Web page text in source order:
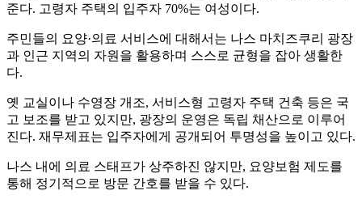
준다. 고령자 주택의 입주자 70%는 여성이다.
주민들의 요양·의료 서비스에 대해서는 나스 마치즈쿠리 광장
과 인근 지역의 자원을 활용하며 스스로 균형을 잡아 생활한
다.
옛 교실이나 수영장 개조, 서비스형 고령자 주택 건축 등은 국
고 보조를 받고 있지만, 광장의 운영은 독립 채산으로 이루어
진다. 재무제표는 입주자에게 공개되어 투명성을 높이고 있다.
나스 내에 의료 스태프가 상주하진 않지만, 요양보험 제도를
통해 정기적으로 방문 간호를 받을 수 있다.